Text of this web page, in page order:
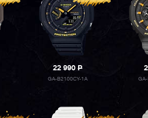
22 990P
GA-B2100CY-1A